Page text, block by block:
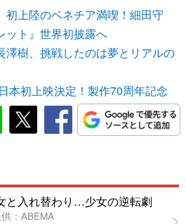
初上陸のベネチア満喫！細田守
ット』世界初披露へ
澤樹、挑戦したのは夢とリアルの
本初上映決定！製作70周年記念
と入れ替わり…少女の逆転劇
：ABEMA